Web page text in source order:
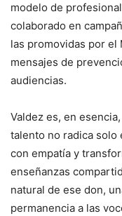
modelo de
colaborado en
las promovidas por el
mensajes de
audiencias.
Valdez es, en
talento no radica solo
con empatía y
enseñanzas
natural de ese don,
permanencia a las